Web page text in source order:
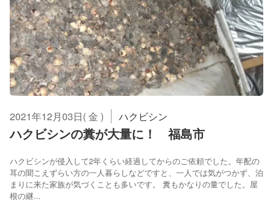
2021年12月03日( 金 ) ハクビシン
ハクビシンの糞が大量に！ 福島市
ハクビシンが侵入して2年くらい経過してからのご依頼でした。年配の
耳の聞こえずらい方の一人暮らしなどですと、一人では気がつかず、泊
まりに来た家族が気づくことも多いです。 糞もかなりの量でした。屋
根の継...